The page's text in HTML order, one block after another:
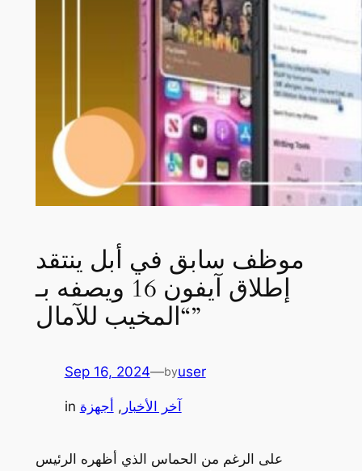
موظف سابق في أبل ينتقد
إطلاق آيفون 16 ويصفه بـ
“المخيب للآمال”
Sep 16, 2024—byuser
in آخر الأخبار , أجهزة
على الرغم من الحماس الذي أظهره الرئيس